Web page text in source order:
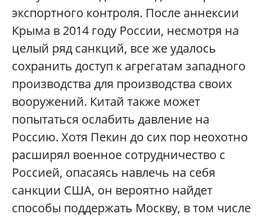
экспортного контроля. После аннексии
Крыма в 2014 году России, несмотря на
целый ряд санкций, все же удалось
сохранить доступ к агрегатам западного
производства для производства своих
вооружений. Китай также может
попытаться ослабить давление на
Россию. Хотя Пекин до сих пор неохотно
расширял военное сотрудничество с
Россией, опасаясь навлечь на себя
санкции США, он вероятно найдет
способы поддержать Москву, в том числе